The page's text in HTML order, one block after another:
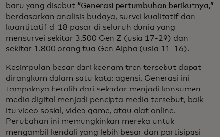
baru yang disebut “Generasi pertumbuhan berikutnya,”
berdasarkan analisis budaya, survei kualitatif dan
kuantitatif di 18 pasar di seluruh dunia yang
mensurvei sekitar 3.500 Gen Z (usia 17-29) dan
sekitar 1.800 orang tua Gen Alpha (usia 11-16).
Kesimpulan besar dari keenam tren tersebut dapat
dirangkum dalam satu kata: agensi. Generasi ini
tampaknya beralih dari sekadar menjadi konsumen
media digital menjadi pencipta media tersebut, baik
itu video sosial, video game, atau alat online.
Perubahan ini memungkinkan mereka untuk
mengambil kendali yang lebih besar dan partisipasi